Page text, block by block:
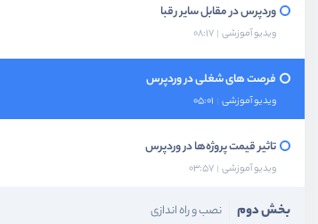
وردپرس در مقابل سایر رقبا
ویدیو آموزشی 08:17
فرصت های شغلی در وردپرس
ویدیو آموزشی 05:01
تاثیر قیمت پروژه‌ها در وردپرس
ویدیو آموزشی 03:57
بخش دوم نصب و راه اندازی